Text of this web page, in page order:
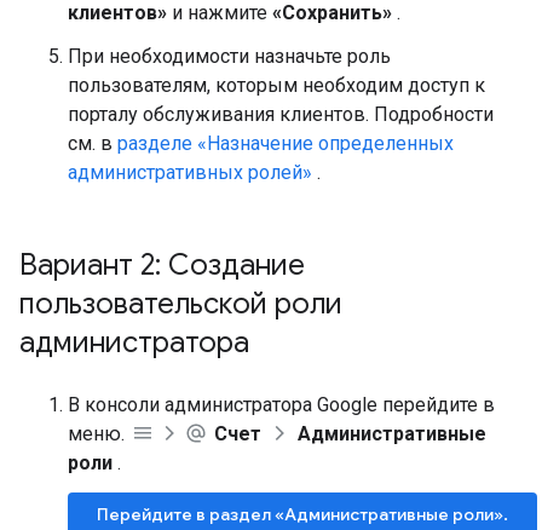
клиентов» и нажмите «Сохранить» .
При необходимости назначьте роль
пользователям, которым необходим доступ к
порталу обслуживания клиентов. Подробности
см. в разделе «Назначение определенных
административных ролей» .
Вариант 2: Создание
пользовательской роли
администратора
В консоли администратора Google перейдите в
меню.
Счет
Административные
роли .
Перейдите в раздел «Административные роли».